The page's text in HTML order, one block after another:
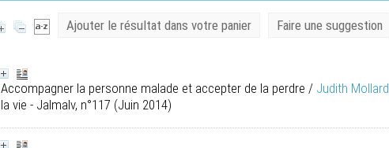
Ajouter le résultat dans votre panier Faire une suggestion
Accompagner la personne malade et accepter de la perdre / Judith Mollard
la vie - Jalmalv, n°117 (Juin 2014)